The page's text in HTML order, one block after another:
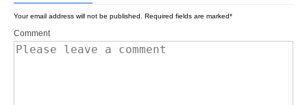
Your email address will not be published. Required fields are marked*
Comment